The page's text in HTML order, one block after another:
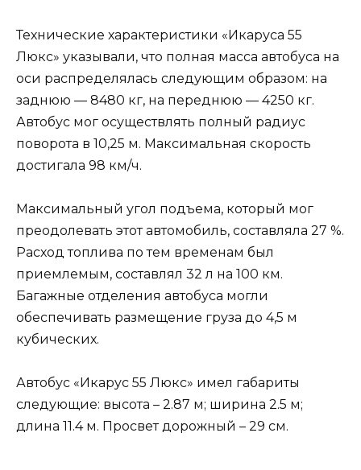
Технические характеристики «Икаруса 55
Люкс» указывали, что полная масса автобуса на
оси распределялась следующим образом: на
заднюю — 8480 кг, на переднюю — 4250 кг.
Автобус мог осуществлять полный радиус
поворота в 10,25 м. Максимальная скорость
достигала 98 км/ч.
Максимальный угол подъема, который мог
преодолевать этот автомобиль, составляла 27 %.
Расход топлива по тем временам был
приемлемым, составлял 32 л на 100 км.
Багажные отделения автобуса могли
обеспечивать размещение груза до 4,5 м
кубических.
Автобус «Икарус 55 Люкс» имел габариты
следующие: высота – 2.87 м; ширина 2.5 м;
длина 11.4 м. Просвет дорожный – 29 см.